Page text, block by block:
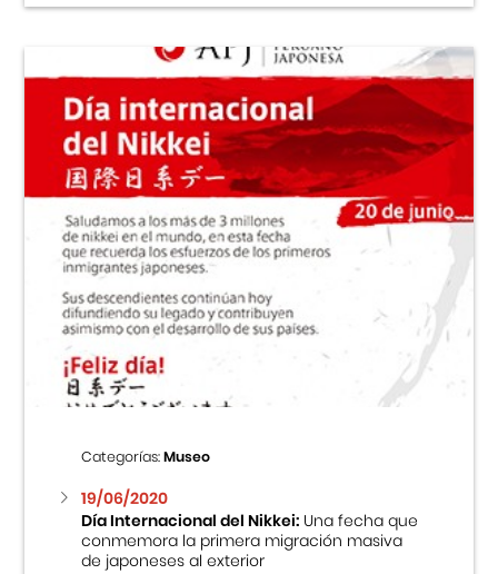
Categorías:Museo
19/06/2020
Día Internacional del Nikkei:Una fecha que
conmemora la primera migración masiva
de japoneses al exterior